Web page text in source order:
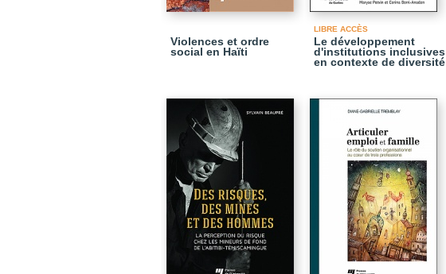
Violences et ordre
social en Haïti
LIBRE ACCÈS
Le développement
d'institutions inclusives
en contexte de diversité